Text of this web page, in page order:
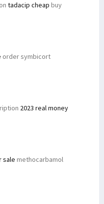
tadacip cheap buy
order symbicort
2023 real money
sale methocarbamol